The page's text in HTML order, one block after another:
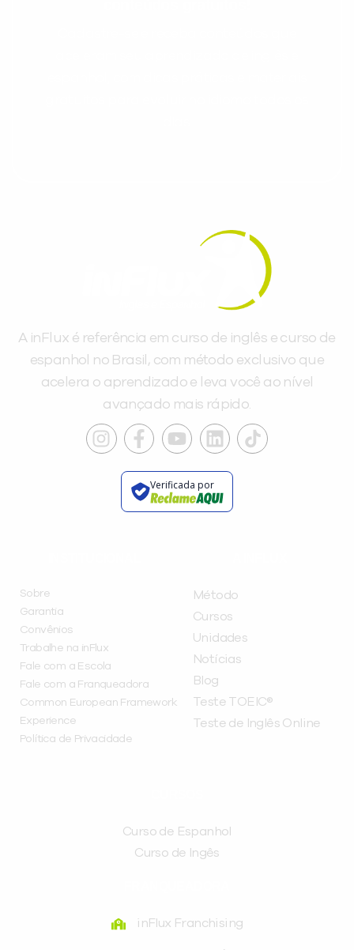
A inFlux é referência em curso de inglês e curso de
espanhol no Brasil, com método exclusivo que
acelera o aprendizado e leva você ao nível
avançado mais rápido.
Verificada por
Sobre
Garantia
Convênios
Trabalhe na inFlux
Fale com a Escola
Fale com a Franqueadora
Common European Framework
Experience
Política de Privacidade
Método
Cursos
Unidades
Notícias
Blog
Teste TOEIC®
Teste de Inglês Online
Curso de Espanhol
Curso de Ingês
inFlux Franchising